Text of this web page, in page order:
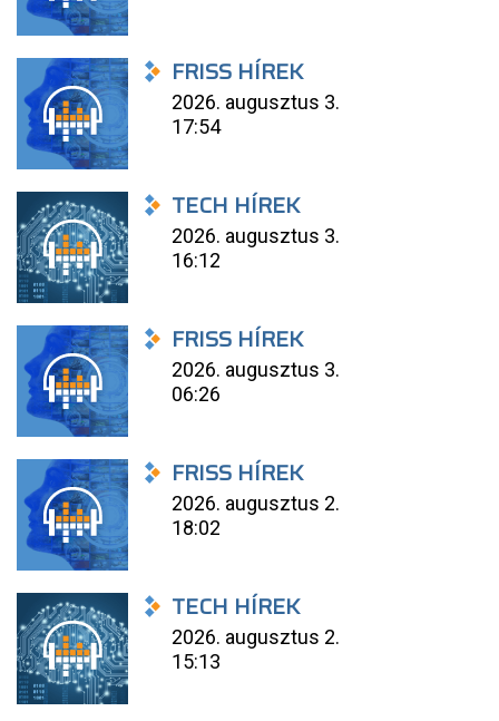
FRISS HÍREK
2026. augusztus 3.
17:54
TECH HÍREK
2026. augusztus 3.
16:12
FRISS HÍREK
2026. augusztus 3.
06:26
FRISS HÍREK
2026. augusztus 2.
18:02
TECH HÍREK
2026. augusztus 2.
15:13